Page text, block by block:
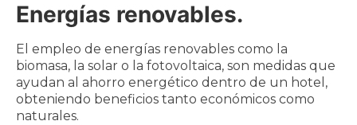
Energías renovables.
El empleo de energías renovables como la
biomasa, la solar o la fotovoltaica, son medidas que
ayudan al ahorro energético dentro de un hotel,
obteniendo beneficios tanto económicos como
naturales.